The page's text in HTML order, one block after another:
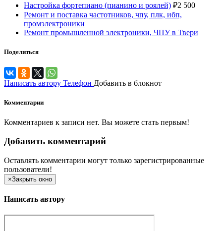
Настройка фортепиано (пианино и роялей) ₽2 500
Ремонт и поставка частотников, чпу, плк, ибп,
промэлектроники
Ремонт промышленной электроники, ЧПУ в Твери
Поделиться
Написать автору Телефон Добавить в блокнот
Комментарии
Комментариев к записи нет. Вы можете стать первым!
Добавить комментарий
Оставлять комментарии могут только зарегистрированные
пользователи!
×Закрыть окно
Написать автору